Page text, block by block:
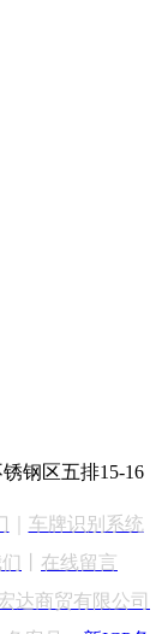
钢区五排15-16
车牌识别 系统
在线留言
达商贸有限公司